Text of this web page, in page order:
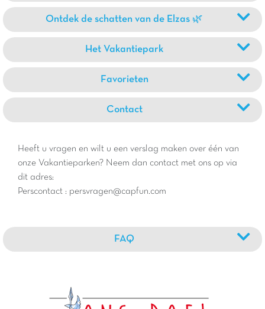
Ontdek de schatten van de Elzas 🌿
Het Vakantiepark
Favorieten
Contact
Heeft u vragen en wilt u een verslag maken over één van
onze Vakantieparken? Neem dan contact met ons op via
dit adres:
Perscontact : persvragen@capfun.com
FAQ